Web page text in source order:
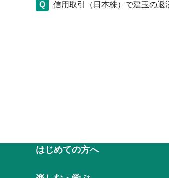
信用取引（日本株）で建玉の返
はじめての方へ